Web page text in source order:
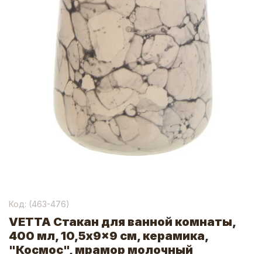
Код: (463-476)
VETTA Стакан для ванной комнаты,
400 мл, 10,5x9x9 см, керамика,
"Космос", мрамор молочный